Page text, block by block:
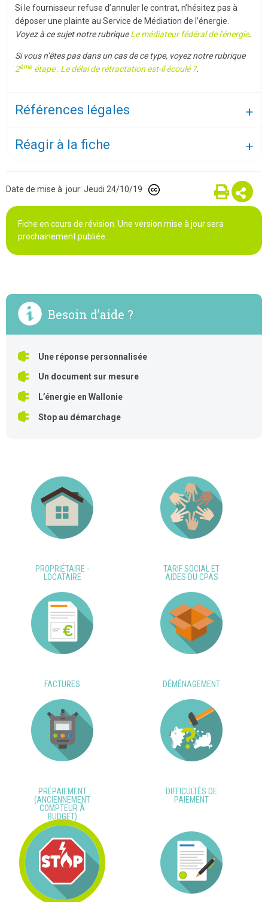
Si le fournisseur refuse d’annuler le contrat, n’hésitez pas à
déposer une plainte au Service de Médiation de l’énergie.
Voyez à ce sujet notre rubriqueLe médiateur fédéral de l'énergie.
Si vous n’êtes pas dans un cas de ce type, voyez notre rubrique
2ème étape : Le délai de rétractation est-il écoulé ?.
Références légales
Réagir à la fiche
Date de mise à jour: Jeudi 24/10/19
Fiche en cours de révision. Une version mise à jour sera
prochainement publiée.
Besoin d’aide ?
Une réponse personnalisée
Un document sur mesure
L’énergie en Wallonie
Stop au démarchage
PROPRIÉTAIRE -
LOCATAIRE
TARIF SOCIAL ET
AIDES DU CPAS
FACTURES DÉMÉNAGEMENT
PRÉPAIEMENT
(ANCIENNEMENT
COMPTEUR À
BUDGET)
DIFFICULTÉS DE
PAIEMENT